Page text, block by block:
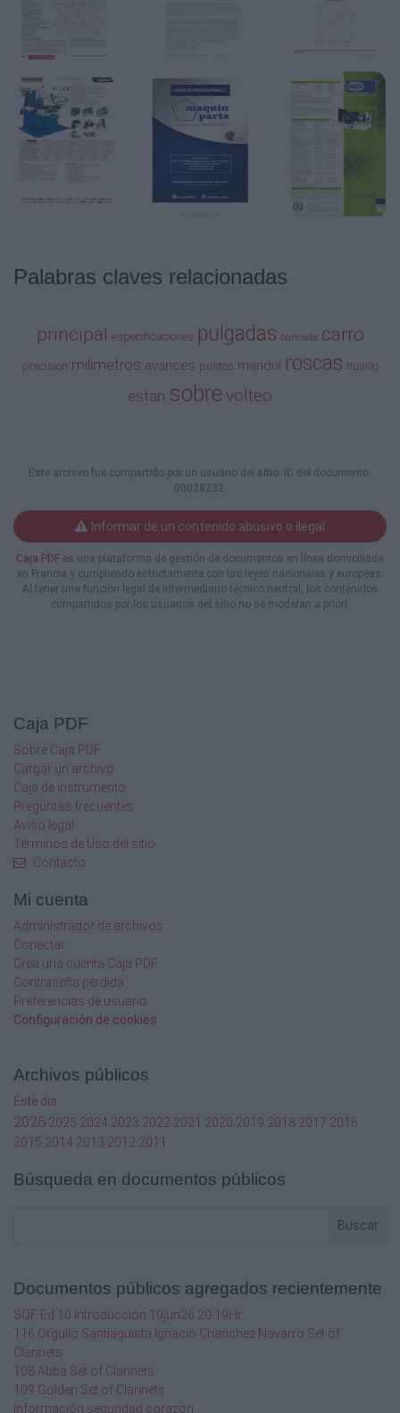
12
AVANCES LONGITUDINALES
42
2 1/16
AVANCES TRANSVERSALES
ROSCAS METRICOS (44)
RECORRIDO DEL CARRO SUPERIOR
DIAMETRO DEL MANDRIL
CONO MORSE DEL HUSILLO PRINCIPAL
No. DE VELOCIDADES
RANGO EN R.P.M.
MOTOR PRINCIPAL
PESO NETO KGS.
0.0019-0.029
0.0009-0.014
0.025-0.375 0.0009-0.014 0.025-0.375
0.5-7.5
0.5-7.5
ROSCAS DIAMETRALES (44)
ROSCAS WHITWORTH (44)
HERRAMIENTA
ROSCAS MODULARES (44)
PASO DEL HUSILLO PATRON
0.0019-0.029
13/16 x 13/16
6
9 5/8
245
120
300
0.025-0.375 0.0009-0.014
60-4
120-8
60-4
20 x 20
0.05-0.75
Palabras claves relacionadas
principal especificaciones pulgadas bancada carro
precision milimetros avances puntos mandril roscas husillo
estan sobre volteo
Este archivo fue compartido por un usuario del sitio. ID del documento:
00028232.
Informar de un contenido abusivo o ilegal
Caja PDF es una plataforma de gestión de documentos en línea domiciliada
en Francia y cumpliendo estrictamente con las leyes nacionales y europeas.
Al tener una función legal de intermediario técnico neutral, los contenidos
compartidos por los usuarios del sitio no se moderan a priori.
Caja PDF
Sobre Caja PDF
Cargar un archivo
Caja de instrumento
Preguntas frecuentes
Aviso legal
Términos de Uso del sitio
Contacto
Mi cuenta
Administrador de archivos
Conectar
Crea una cuenta Caja PDF
Contraseña perdida
Preferencias de usuario
Configuración de cookies
Archivos públicos
Este dia
2026 2025 2024 2023 2022 2021 2020 2019 2018 2017 2016
2015 2014 2013 2012 2011
Búsqueda en documentos públicos
Buscar
Documentos públicos agregados recientemente
SQF Ed 10 Introducción 10jun26 20.19Hr
116 Orgullo Santiaguista Ignacio Chanchez Navarro Set of
Clarinets
108 Abba Set of Clarinets
109 Golden Set of Clarinets
Información seguridad corazón